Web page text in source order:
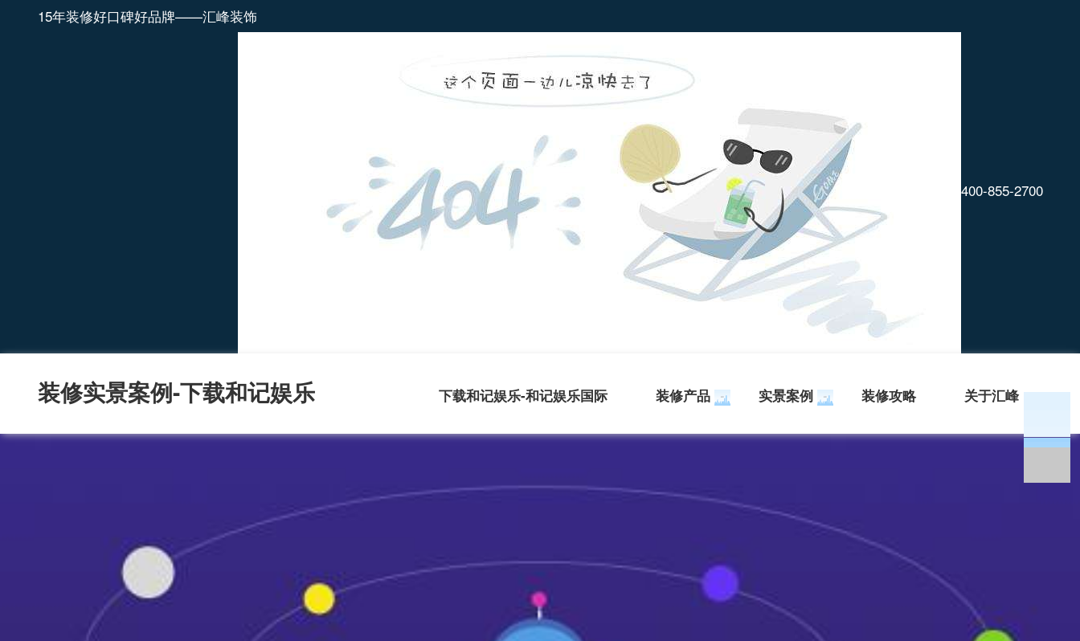
15年装修好口碑好品牌——汇峰装饰
400-855-2700
装修实景案例-下载和记娱乐 下载和记娱乐-和记娱乐国际 装修产品 实景案例 装修攻略 关于汇峰